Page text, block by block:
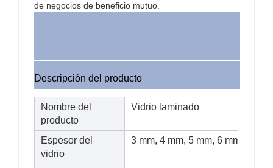
de negocios de beneficio mutuo.
Descripción del producto
Nombre del
producto
Vidrio laminado
Espesor del
vidrio
3 mm, 4 mm, 5 mm, 6 mm, 8